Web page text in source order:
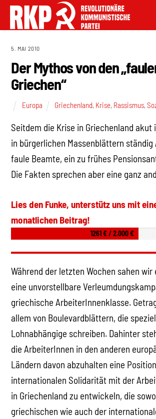
5. MAI 2010
Der Mythos von den
Griechen“
Europa Griechenland, Krise, Rassismus,
Seitdem die Krise in Griechenland akut
in bürgerlichen Massenblättern
faule Beamte, ein zu frühes
Die Fakten sprechen aber eine ganz
Lies den Funke, unterstütz uns mit
monatlichen Beitrag!
1261 € / 2.000 €
Während der letzten Wochen sahen
eine unvorstellbare
griechische ArbeiterInnenklasse.
allem von Boulevardblättern, die
Lohnabhängige schreiben. Dahinter
die ArbeiterInnen in den anderen
Ländern davon abzuhalten eine
internationalen Solidarität mit der
in Griechenland zu entwickeln, die
griechischen wie auch der